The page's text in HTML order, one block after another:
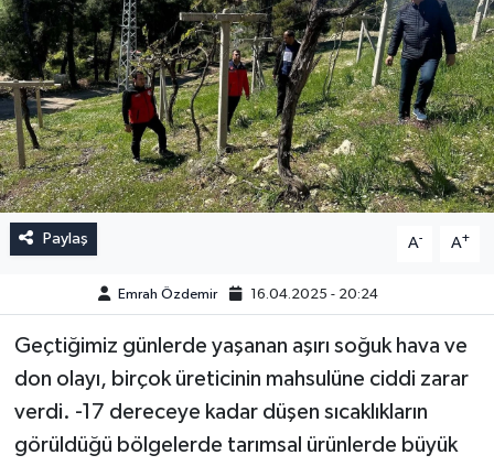
Paylaş A- A+
Emrah Özdemir 16.04.2025 - 20:24
Geçtiğimiz günlerde yaşanan aşırı soğuk hava ve
don olayı, birçok üreticinin mahsulüne ciddi zarar
verdi. -17 dereceye kadar düşen sıcaklıkların
görüldüğü bölgelerde tarımsal ürünlerde büyük